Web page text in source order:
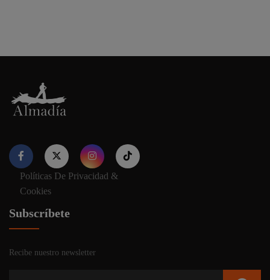
Nuestro sitio web utiliza cookies para proporcionar su
experiencia de navegación e información relevante. Antes de
continuar utilizando nuestro sitio web, acepte nuestros
Políticas De Privacidad &
Cookies
Subscríbete
Recibe nuestro newsletter